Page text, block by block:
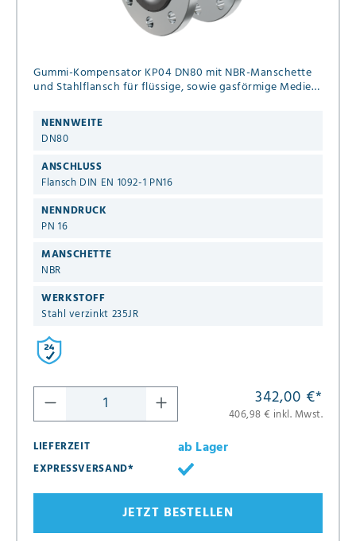
Gummi-Kompensator KP04 DN80 mit NBR-Manschette
und Stahlflansch für flüssige, sowie gasförmige Medien
NENNWEITE
DN80
ANSCHLUSS
Flansch DIN EN 1092-1 PN16
NENNDRUCK
PN 16
MANSCHETTE
NBR
WERKSTOFF
Stahl verzinkt 235JR
342,00 €*
406,98 € inkl. Mwst.
LIEFERZEIT
ab Lager
EXPRESSVERSAND*
JETZT BESTELLEN
8